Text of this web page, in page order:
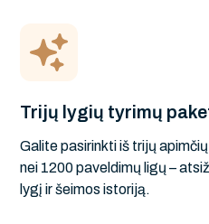
Trijų lygių tyrimų
Galite pasirinkti iš trijų
nei 1200 paveldimų ligų –
lygį ir šeimos istoriją.